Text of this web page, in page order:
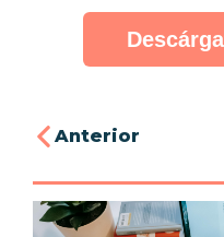
Anterior